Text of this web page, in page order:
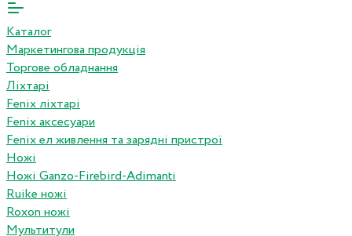
Каталог
Маркетингова продукція
Торгове обладнання
Ліхтарі
Fenix ліхтарі
Fenix аксесуари
Fenix ел живлення та зарядні пристрої
Ножі
Ножі Ganzo-Firebird-Adimanti
Ruike ножі
Roxon ножi
Мультитули